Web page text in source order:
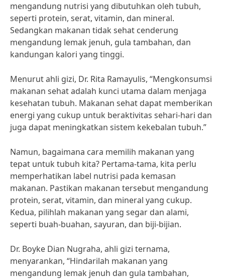
mengandung nutrisi yang dibutuhkan oleh tubuh,
seperti protein, serat, vitamin, dan mineral.
Sedangkan makanan tidak sehat cenderung
mengandung lemak jenuh, gula tambahan, dan
kandungan kalori yang tinggi.
Menurut ahli gizi, Dr. Rita Ramayulis, “Mengkonsumsi
makanan sehat adalah kunci utama dalam menjaga
kesehatan tubuh. Makanan sehat dapat memberikan
energi yang cukup untuk beraktivitas sehari-hari dan
juga dapat meningkatkan sistem kekebalan tubuh.”
Namun, bagaimana cara memilih makanan yang
tepat untuk tubuh kita? Pertama-tama, kita perlu
memperhatikan label nutrisi pada kemasan
makanan. Pastikan makanan tersebut mengandung
protein, serat, vitamin, dan mineral yang cukup.
Kedua, pilihlah makanan yang segar dan alami,
seperti buah-buahan, sayuran, dan biji-bijian.
Dr. Boyke Dian Nugraha, ahli gizi ternama,
menyarankan, “Hindarilah makanan yang
mengandung lemak jenuh dan gula tambahan,